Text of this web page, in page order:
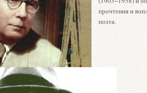
прочтения и
поэта.